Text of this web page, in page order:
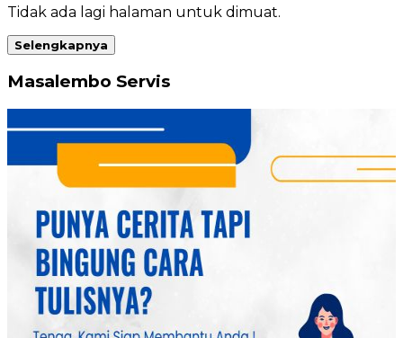
Tidak ada lagi halaman untuk dimuat.
Selengkapnya
Masalembo Servis